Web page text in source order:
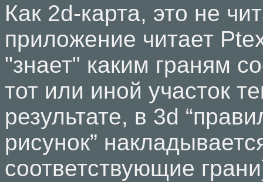
Как 2d-карта, это не
приложение читает
"знает" каким граням
тот или иной участок
результате, в 3d
рисунок”
соответствующие